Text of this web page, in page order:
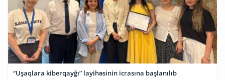
“Uşaqlara kiberqayğı” layihəsinin icrasına başlanılıb